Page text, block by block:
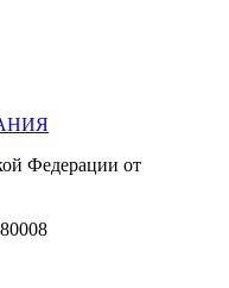
Федерации от